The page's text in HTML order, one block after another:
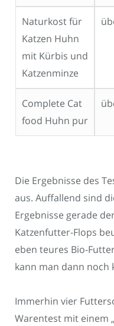
Naturkost für
Katzen Huhn
mit Kürbis und
Katzenminze
Complete Cat
food Huhn pur
Die Ergebnisse des
aus. Auffallend sind
Ergebnisse gerade
Katzenfutter-Flops
eben teures Bio-
kann man dann noch
Immerhin vier
Warentest mit einem